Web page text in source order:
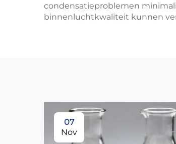
condensatieproblemen
binnenluchtkwaliteit kunnen
07
Nov